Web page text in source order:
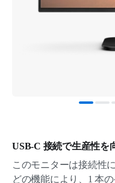
USB-C 接続で生産性を
このモニターは接続性
どの機能により、1 本